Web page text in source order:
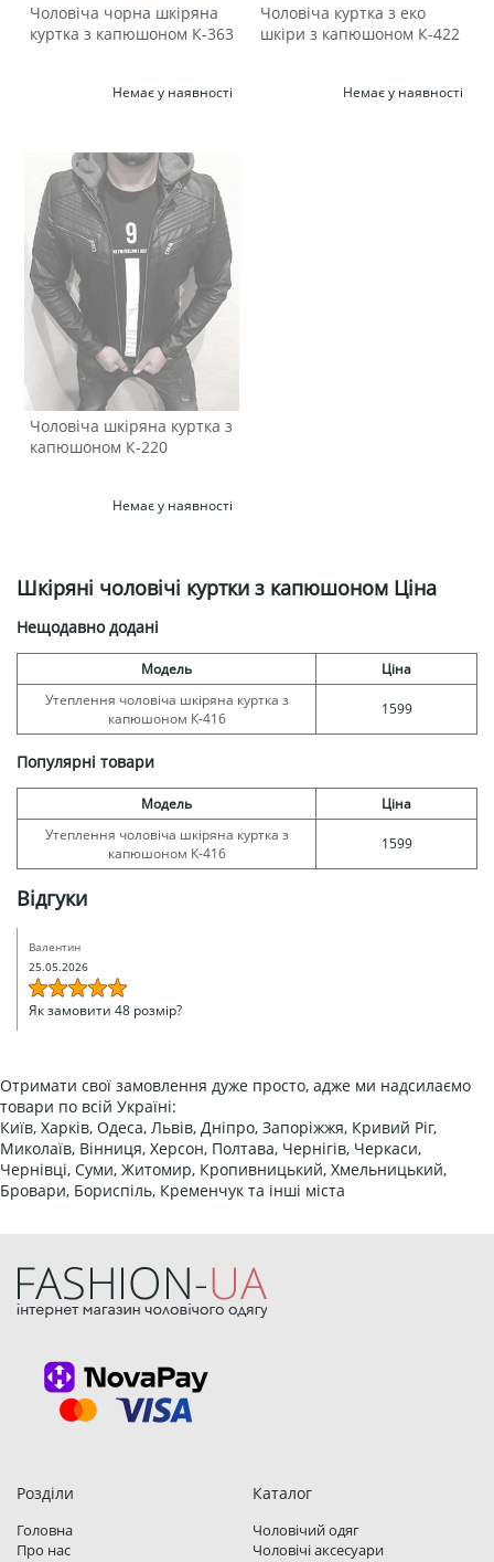
Чоловіча чорна шкіряна
куртка з капюшоном К-363
Немає у наявності
Чоловіча куртка з еко
шкіри з капюшоном К-422
Немає у наявності
Чоловіча шкіряна куртка з
капюшоном К-220
Немає у наявності
Шкіряні чоловічі куртки з капюшоном Ціна
Нещодавно додані
Модель
Ціна
Утеплення чоловіча шкіряна куртка з
капюшоном К-416
1599
Популярні товари
Модель
Ціна
Утеплення чоловіча шкіряна куртка з
капюшоном К-416
1599
Відгуки
Валентин
25.05.2026
Як замовити 48 розмір?
Отримати свої замовлення дуже просто, адже ми надсилаємо
товари по всій Україні:
Київ, Харків, Одеса, Львів, Дніпро, Запоріжжя, Кривий Ріг,
Миколаїв, Вінниця, Херсон, Полтава, Чернігів, Черкаси,
Чернівці, Суми, Житомир, Кропивницький, Хмельницький,
Бровари, Бориспіль, Кременчук та інші міста
Розділи
Головна
Про нас
Каталог
Чоловічий одяг
Чоловічі аксесуари